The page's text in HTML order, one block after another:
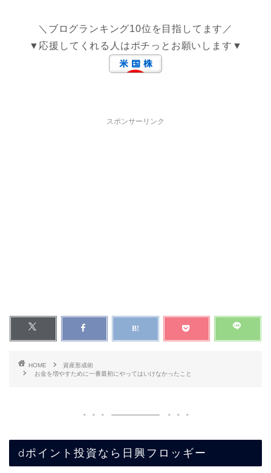
＼ブログランキング10位を目指してます／
▼応援してくれる人はポチっとお願いします▼
スポンサーリンク
HOME
資産形成術
お金を増やすために一番最初にやってはいけなかったこと
dポイント投資なら日興フロッギー